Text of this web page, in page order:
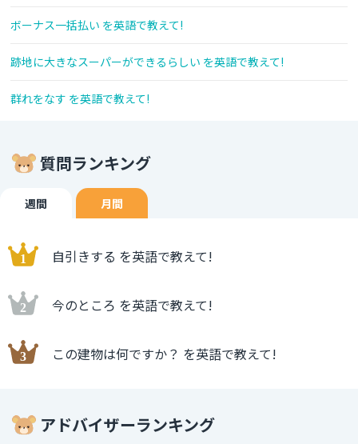
ボーナス一括払い を英語で教えて!
跡地に大きなスーパーができるらしい を英語で教えて!
群れをなす を英語で教えて!
質問ランキング
週間 月間
自引きする を英語で教えて!
今のところ を英語で教えて!
この建物は何ですか？ を英語で教えて!
アドバイザーランキング